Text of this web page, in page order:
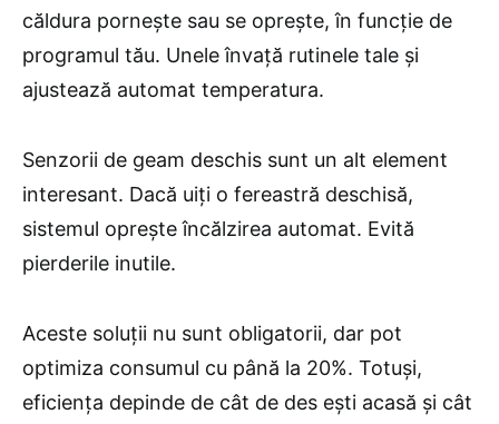
căldura pornește sau se oprește, în funcție de
programul tău. Unele învață rutinele tale și
ajustează automat temperatura.
Senzorii de geam deschis sunt un alt element
interesant. Dacă uiți o fereastră deschisă,
sistemul oprește încălzirea automat. Evită
pierderile inutile.
Aceste soluții nu sunt obligatorii, dar pot
optimiza consumul cu până la 20%. Totuși,
eficiența depinde de cât de des ești acasă și cât